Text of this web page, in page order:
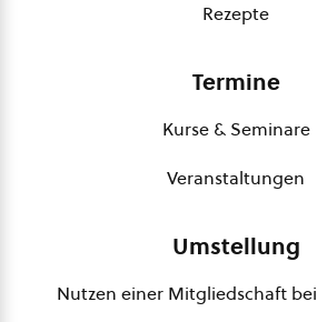
Rezepte
Termine
Kurse & Seminare
Veranstaltungen
Umstellung
Nutzen einer Mitgliedschaft bei